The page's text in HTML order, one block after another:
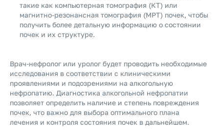
такие как компьютерная томография (КТ) или
магнитно-резонансная томография (МРТ) почек, чтобы
получить более детальную информацию о состоянии
почек и их структуре.
Врач-нефролог или уролог будет проводить необходимые
исследования в соответствии с клиническими
проявлениями и подозрениями на алкогольную
нефропатию. Диагностика алкогольной нефропатии
позволяет определить наличие и степень повреждения
почек, что важно для выбора оптимального плана
лечения и контроля состояния почек в дальнейшем.